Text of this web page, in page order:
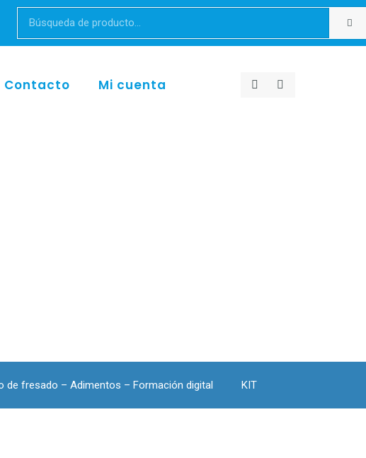
Contacto Mi cuenta
de fresado – Adimentos – Formación digital KIT